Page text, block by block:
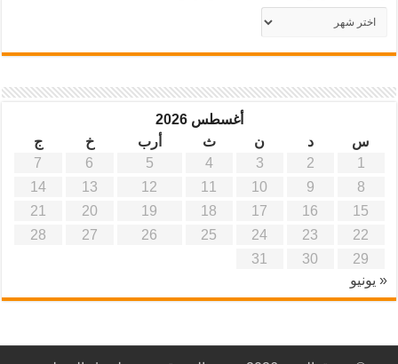
أرشيف
موقع
آفاق
أغسطس 2026
س
د ن ث أرب خ
ج
1
2
3
4
5
6
7
8
9
10
11
12
13
14
15
16
17
18
19
20
21
22
23
24
25
26
27
28
29
30
31
« يونيو